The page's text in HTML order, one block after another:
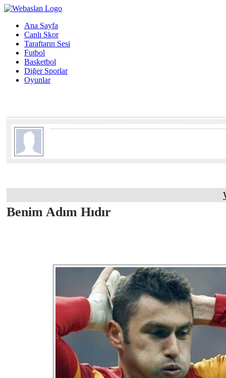
Ana Sayfa
Canlı Skor
Taraftarın Sesi
Futbol
Basketbol
Diğer Sporlar
Oyunlar
Benim Adım Hıdır